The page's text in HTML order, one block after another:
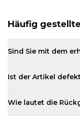
Häufig
Sind Sie mit dem
Ist der Artikel
Wie lautet die